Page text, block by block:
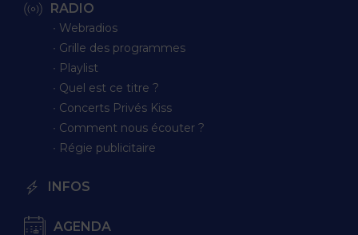
RADIO
∙ Webradios
∙ Grille des programmes
∙ Playlist
∙ Quel est ce titre ?
∙ Concerts Privés Kiss
∙ Comment nous écouter ?
∙ Régie publicitaire
INFOS
AGENDA